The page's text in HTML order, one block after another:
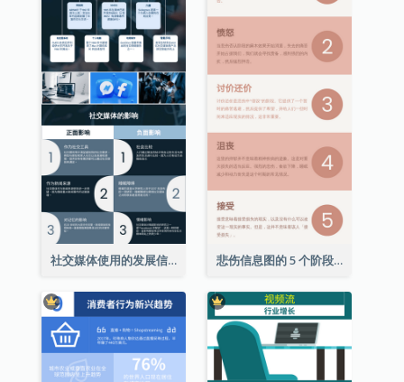
社交媒体使用的发展信息图表 悲伤信息图的 5 个阶段（附解释）